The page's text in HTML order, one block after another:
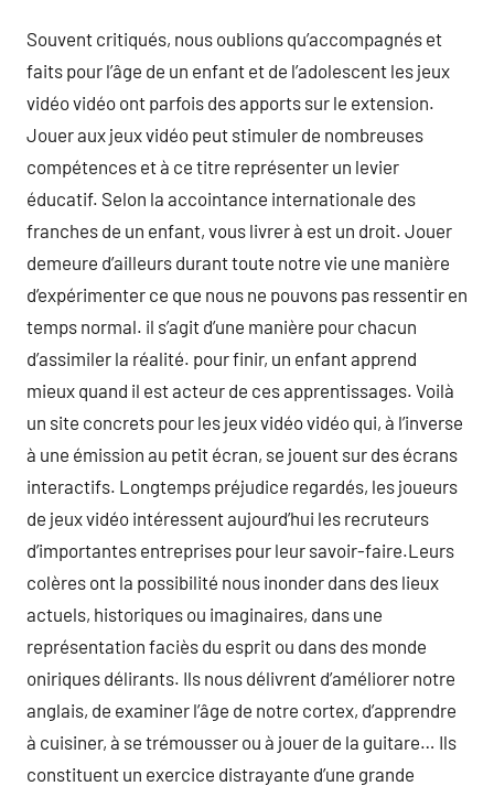
Souvent critiqués, nous oublions qu’accompagnés et
faits pour l’âge de un enfant et de l’adolescent les jeux
vidéo vidéo ont parfois des apports sur le extension.
Jouer aux jeux vidéo peut stimuler de nombreuses
compétences et à ce titre représenter un levier
éducatif. Selon la accointance internationale des
franches de un enfant, vous livrer à est un droit. Jouer
demeure d’ailleurs durant toute notre vie une manière
d’expérimenter ce que nous ne pouvons pas ressentir en
temps normal. il s’agit d’une manière pour chacun
d’assimiler la réalité. pour finir, un enfant apprend
mieux quand il est acteur de ces apprentissages. Voilà
un site concrets pour les jeux vidéo vidéo qui, à l’inverse
à une émission au petit écran, se jouent sur des écrans
interactifs. Longtemps préjudice regardés, les joueurs
de jeux vidéo intéressent aujourd’hui les recruteurs
d’importantes entreprises pour leur savoir-faire.Leurs
colères ont la possibilité nous inonder dans des lieux
actuels, historiques ou imaginaires, dans une
représentation faciès du esprit ou dans des monde
oniriques délirants. Ils nous délivrent d’améliorer notre
anglais, de examiner l’âge de notre cortex, d’apprendre
à cuisiner, à se trémousser ou à jouer de la guitare… Ils
constituent un exercice distrayante d’une grande